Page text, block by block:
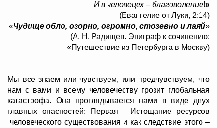
И в человецех – благоволение!»
(Евангелие от Луки, 2:14)
«Чудище обло, озорно, огромно, стозевно и лаяй»
(А. Н. Радищев. Эпиграф к сочинению:
«Путешествие из Петербурга в Москву)
Мы все знаем или чувствуем, или предчувствуем, что
нам с вами и всему человечеству грозит глобальная
катастрофа. Она проглядывается нами в виде двух
главных опасностей: Первая - Истощание ресурсов
человеческого существования и как следствие этого –